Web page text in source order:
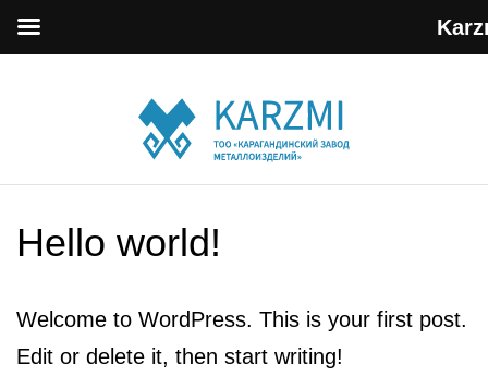
Hello world!
Welcome to WordPress. This is your first post.
Edit or delete it, then start writing!